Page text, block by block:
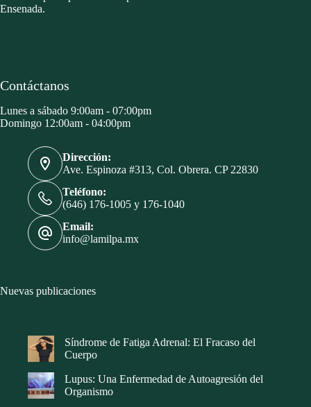
Ensenada.
Contáctanos
Lunes a sábado 9:00am - 07:00pm
Domingo 12:00am - 04:00pm
Dirección:
Ave. Espinoza #313, Col. Obrera. CP 22830
Teléfono:
(646) 176-1005 y 176-1040
Email:
info@lamilpa.mx
Nuevas publicaciones
Síndrome de Fatiga Adrenal: El Fracaso del
Cuerpo
Lupus: Una Enfermedad de Autoagresión del
Organismo